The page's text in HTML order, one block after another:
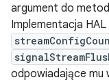
argument do
Implementacja
odpowiadające mu